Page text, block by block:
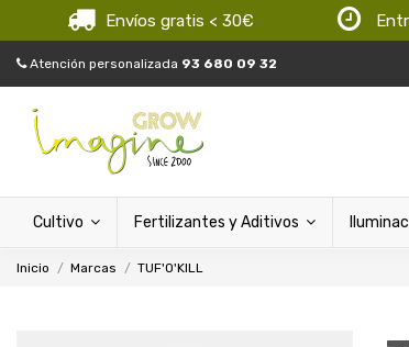
Envíos gratis < 30€
Atención personalizada 93 680 09 32
Cultivo Fertilizantes y Aditivos
Inicio Marcas TUF'O'KILL